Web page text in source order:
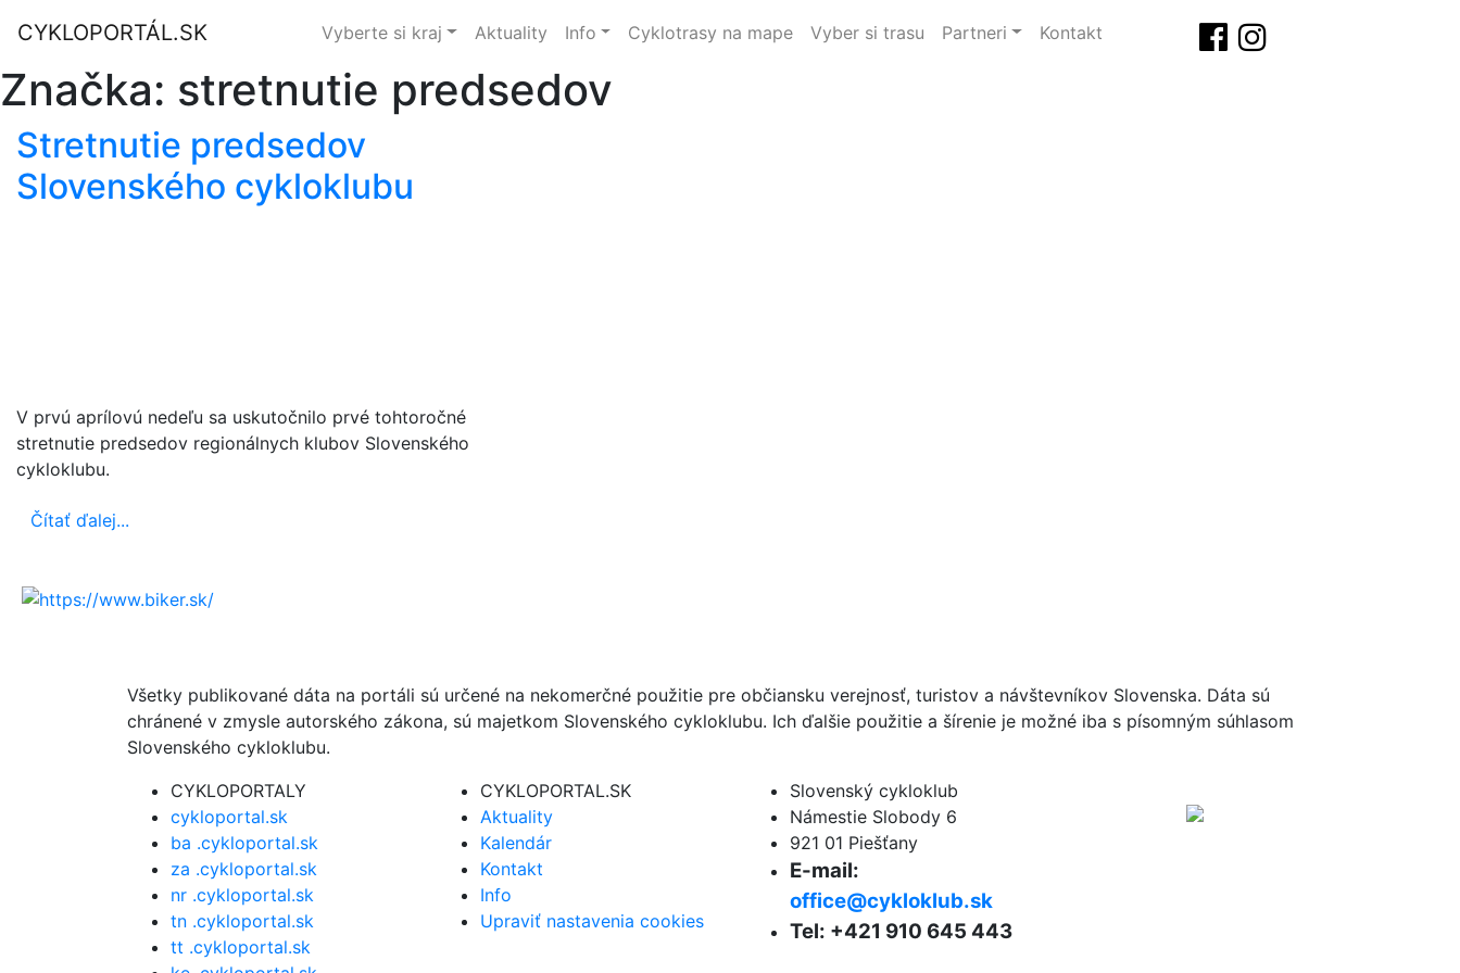
CYKLOPORTÁL.SK Vyberte si kraj Aktuality Info Cyklotrasy na mape Vyber si trasu Partneri Kontakt
Značka: stretnutie predsedov
Stretnutie predsedov
Slovenského cykloklubu
V prvú aprílovú nedeľu sa uskutočnilo prvé tohtoročné
stretnutie predsedov regionálnych klubov Slovenského
cykloklubu.
Čítať ďalej...
Všetky publikované dáta na portáli sú určené na nekomerčné použitie pre občiansku verejnosť, turistov a návštevníkov Slovenska. Dáta sú
chránené v zmysle autorského zákona, sú majetkom Slovenského cykloklubu. Ich ďalšie použitie a šírenie je možné iba s písomným súhlasom
Slovenského cykloklubu.
CYKLOPORTALY
cykloportal.sk
ba .cykloportal.sk
za .cykloportal.sk
nr .cykloportal.sk
tn .cykloportal.sk
tt .cykloportal.sk
CYKLOPORTAL.SK
Aktuality
Kalendár
Kontakt
Info
Upraviť nastavenia cookies
Slovenský cykloklub
Námestie Slobody 6
921 01 Piešťany
E-mail:
office@cykloklub.sk
Tel: +421 910 645 443